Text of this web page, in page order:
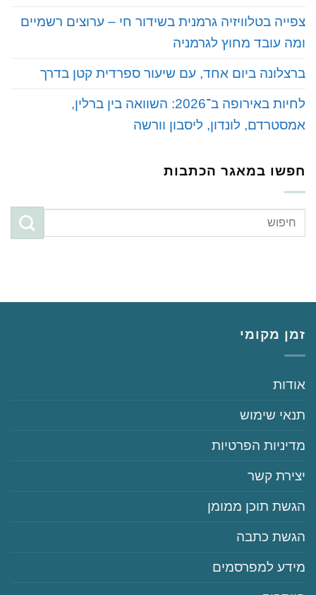
‏צפייה בטלוויזיה גרמנית בשידור חי – ערוצים רשמיים
ומה עובד מחוץ לגרמניה
‏ברצלונה ביום אחד, עם שיעור ספרדית קטן בדרך
‏לחיות באירופה ב־2026: השוואה בין ברלין,
אמסטרדם, לונדון, ליסבון וורשה
חפשו במאגר הכתבות
זמן מקומי
‏‏אודות
‏‏תנאי שימוש
‏‏מדיניות הפרטיות
‏יצירת קשר
‏הגשת תוכן ממומן
‏הגשת כתבה
‏‏מידע למפרסמים